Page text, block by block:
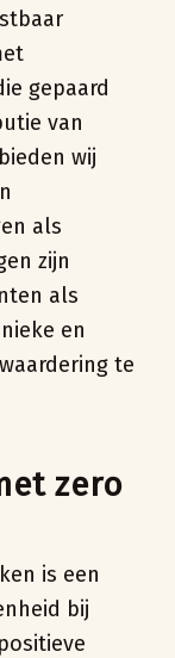
gepaard
van
wij
als
zijn
als
en
te
zero
is een
bij